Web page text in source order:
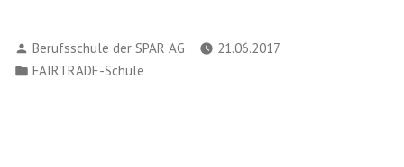
Verfasst
von
Berufsschule der SPAR AG
21.06.2017
Veröffentlicht
FAIRTRADE-Schule